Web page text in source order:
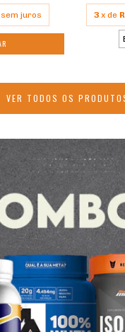
sem juros 3 x de
VER TODOS OS